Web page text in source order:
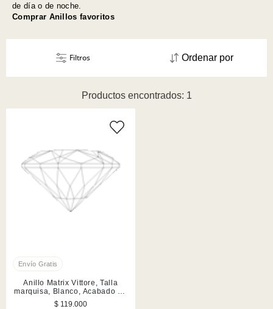
de día o de noche.
Comprar Anillos favoritos
Productos encontrados: 1
Ordenar por
Filtros
Anillo Matrix Vittore, Talla
marquisa, Blanco, Acabado en
tono oro rosa
$ 119.000